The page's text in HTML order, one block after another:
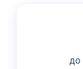
до